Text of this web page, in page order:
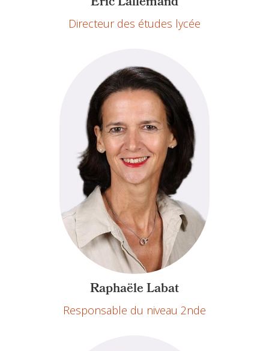
Directeur des études lycée
Raphaële Labat
Responsable du niveau 2nde